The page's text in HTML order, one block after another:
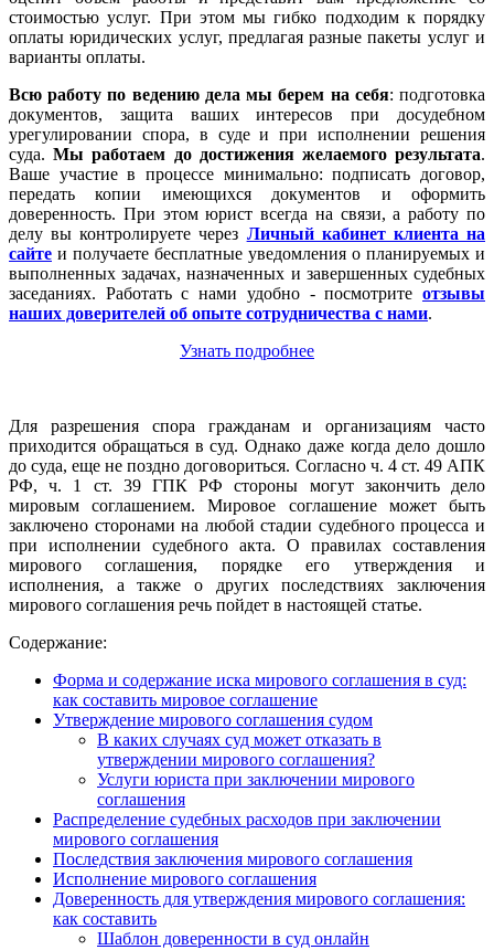
стоимостью услуг. При этом мы гибко подходим к порядку
оплаты юридических услуг, предлагая разные пакеты услуг и
варианты оплаты.
Всю работу по ведению дела мы берем на себя: подготовка
документов, защита ваших интересов при досудебном
урегулировании спора, в суде и при исполнении решения
суда.Мы работаем до достижения желаемого результата.
Ваше участие в процессе минимально: подписать договор,
передать копии имеющихся документов и оформить
доверенность. При этом юрист всегда на связи, а работу по
делу вы контролируете через Личный кабинет клиента на
сайте и получаете бесплатные уведомления о планируемых и
выполненных задачах, назначенных и завершенных судебных
заседаниях. Работать с нами удобно - посмотрите отзывы
наших доверителей об опыте сотрудничества с нами.
Узнать подробнее
Для разрешения спора гражданам и организациям часто
приходится обращаться в суд. Однако даже когда дело дошло
до суда, еще не поздно договориться. Согласно ч. 4 ст. 49 АПК
РФ, ч. 1 ст. 39 ГПК РФ стороны могут закончить дело
мировым соглашением. Мировое соглашение может быть
заключено сторонами на любой стадии судебного процесса и
при исполнении судебного акта. О правилах составления
мирового соглашения, порядке его утверждения и
исполнения, а также о других последствиях заключения
мирового соглашения речь пойдет в настоящей статье.
Содержание:
Форма и содержание иска мирового соглашения в суд:
как составить мировое соглашение
Утверждение мирового соглашения судом
В каких случаях суд может отказать в
утверждении мирового соглашения?
Услуги юриста при заключении мирового
соглашения
Распределение судебных расходов при заключении
мирового соглашения
Последствия заключения мирового соглашения
Исполнение мирового соглашения
Доверенность для утверждения мирового соглашения:
как составить
Шаблон доверенности в суд онлайн